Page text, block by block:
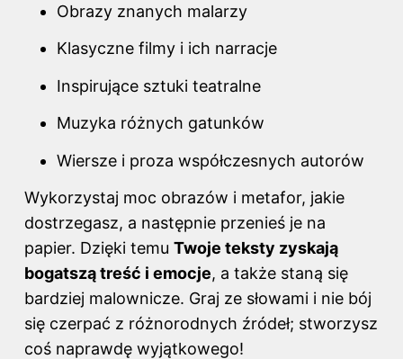
Obrazy znanych malarzy
Klasyczne filmy i ich narracje
Inspirujące sztuki teatralne
Muzyka różnych gatunków
Wiersze i proza współczesnych autorów
Wykorzystaj moc obrazów i metafor, jakie
dostrzegasz, a następnie przenieś je na
papier. Dzięki temu Twoje teksty zyskają
bogatszą treść i emocje, a także staną się
bardziej malownicze. Graj ze słowami i nie bój
się czerpać z różnorodnych źródeł; stworzysz
coś naprawdę wyjątkowego!